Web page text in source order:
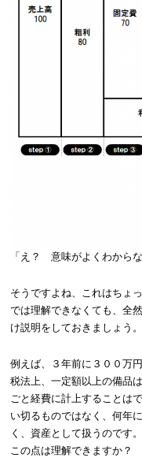
「え？ 意味がよくわから
そうですよね、これはちょ
では理解できなくても、全
け説明をしておきましょう。
例えば、３年前に３００万
税法上、一定額以上の備品
ごと経費に計上することは
い切るものではなく、何年
く、資産として扱うのです。
この点は理解できますか？